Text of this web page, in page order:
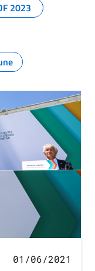
2023
01/06/2021